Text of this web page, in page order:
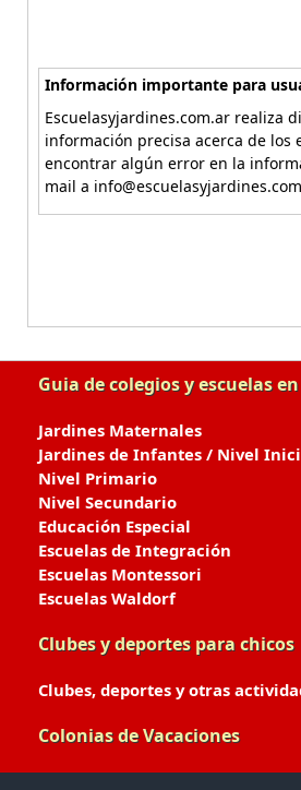
Información importante para
Escuelasyjardines.com.ar realiza
información precisa acerca de los
encontrar algún error en la
mail a
Guia de colegios y escuelas
Jardines Maternales
Jardines de Infantes / Nivel
Nivel Primario
Nivel Secundario
Educación Especial
Escuelas de Integración
Escuelas Montessori
Escuelas Waldorf
Clubes y deportes para chicos
Clubes, deportes y otras
Colonias de Vacaciones